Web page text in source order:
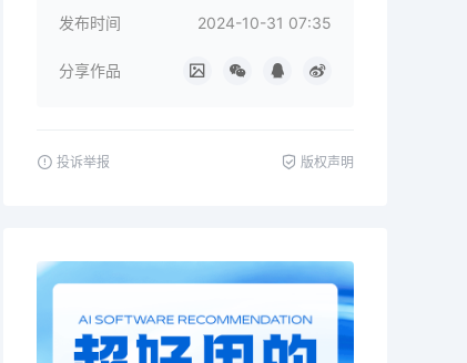
发布时间 2024-10-31 07:35
分享作品
投诉举报 版权声明